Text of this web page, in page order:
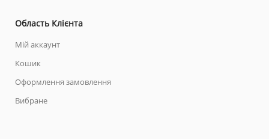
Область Клієнта
Мій аккаунт
Кошик
Оформлення замовлення
Вибране